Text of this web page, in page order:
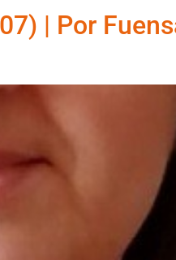
| Por